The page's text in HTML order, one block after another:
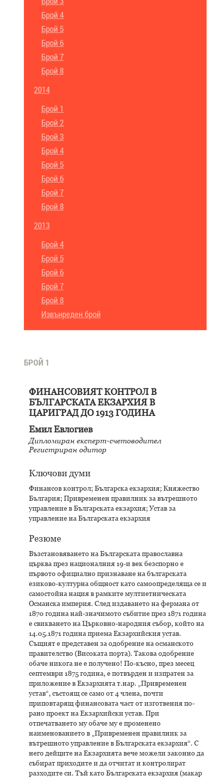
Брой 4
Брой 5
Брой 6
Брой 7
Брой 8
2014
Брой 1
Брой 2
Брой 3
Брой 4
Брой 5
Брой 6
Брой 7
Брой 8
2013
Брой 4
Брой 5
Брой 6
Брой 7
Брой 8
Извънреден брой
БРОЙ 1
ФИНАНСОВИЯТ КОНТРОЛ В
БЪЛГАРСКАТА ЕКЗАРХИЯ В
ЦАРИГРАД ДО 1913 ГОДИНА
Емил Евлогиев
Дипломиран експерт-счетоводител
Регистриран одитор
Ключови думи
Финансов контрол; Българска екзархия; Княжество
България; Привременен правилник за вътрешното
управление в Българската екзархия; Устав за
управление на Българската екзархия
Резюме
Възстановяването на Българската православна
църква през националния 19-и век безспорно е
първото официално признаване на българската
езиково-културна общност като самоопределяща се и
самостойна нация в рамките мултиетническата
Османска империя. След издаването на фермана от
1870 година най-значимото събитие през 1871 година
е свикването на Църковно-народния събор, който на
14.05.1871 година приема Екзархийския устав.
Същият е представен за одобрение на османското
правителство (Високата порта). Такова одобрение
обаче никога не е получено! По-късно, през месец
септември 1875 година, е потвърден и изпратен за
приложение в Екзархията т.нар. „Привременен
устав“, състоящ се само от 4 члена, почти
приповтарящ финансовата част от изготвения по-
рано проект на Екзархийски устав. При
отпечатването му обаче му е променено
наименованието в „Привременен правилник за
вътрешното управление в Българската екзархия“. С
него дейците на Екзархията вече можели законно да
събират приходите и да отчитат и контролират
разходите си. Тъй като Българската екзархия (макар